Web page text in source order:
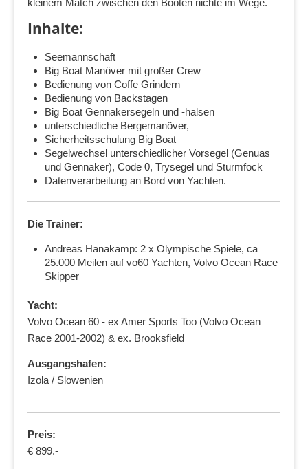
Inhalte:
Seemannschaft
Big Boat Manöver mit großer Crew
Bedienung von Coffe Grindern
Bedienung von Backstagen
Big Boat Gennakersegeln und -halsen
unterschiedliche Bergemanöver,
Sicherheitsschulung Big Boat
Segelwechsel unterschiedlicher Vorsegel (Genuas
und Gennaker), Code 0, Trysegel und Sturmfock
Datenverarbeitung an Bord von Yachten.
Die Trainer:
Andreas Hanakamp: 2 x Olympische Spiele, ca
25.000 Meilen auf vo60 Yachten, Volvo Ocean Race
Skipper
Yacht:
Volvo Ocean 60 - ex Amer Sports Too (Volvo Ocean
Race 2001-2002) & ex. Brooksfield
Ausgangshafen:
Izola / Slowenien
Preis:
€ 899.-